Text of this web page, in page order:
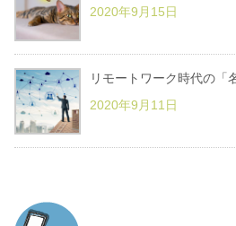
2020年9月15日
リモートワーク時代の
2020年9月11日